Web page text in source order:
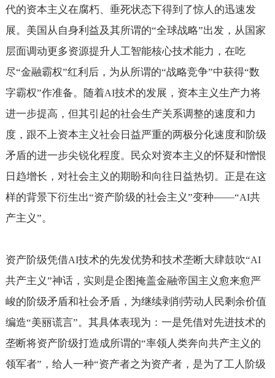
代的资本主义在腐朽、垂死状态下得到了惊人的迅速发
展。美国从自身利益及其所谓的“全球战略”出发，从国家
层面调动更多资源提升人工智能核心技术能力，在吃
尽“金融霸权”红利后，为从所谓的“战略竞争”中获得“数
字霸权”作准备。随着AI技术的发展，资本主义生产力将
进一步提高，但其引起的社会生产关系调整的速度和力
度，跟不上资本主义社会日益严重的两极分化速度和阶级
矛盾的进一步尖锐化程度。民众对资本主义的怀疑和憎恨
日趋增长，对社会主义的期盼和向往日益热切。正是在这
样的背景下衍生出“资产阶级的社会主义”变种——“AI共
产主义”。
资产阶级凭借AI技术的先发优势和技术垄断大肆鼓吹“AI
共产主义”神话，实则是企图掩盖金融帝国主义愈来愈严
峻的阶级矛盾和社会矛盾，为继续剥削劳动人民剩余价值
编造“美丽谎言”。其具体表现为：一是凭借对先进技术的
垄断将资产阶级打造成所谓的“率领人类奔向共产主义的
领军者”，给人一种“资产者之为资产者，是为了工人阶级